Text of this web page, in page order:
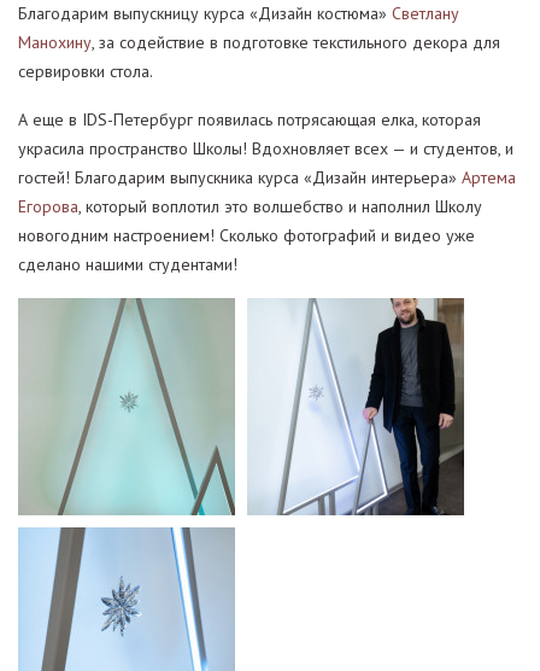
Благодарим выпускницу курса «Дизайн костюма» Светлану
Манохину, за содействие в подготовке текстильного декора для
сервировки стола.
А еще в IDS-Петербург появилась потрясающая елка, которая
украсила пространство Школы! Вдохновляет всех — и студентов, и
гостей! Благодарим выпускника курса «Дизайн интерьера» Артема
Егорова, который воплотил это волшебство и наполнил Школу
новогодним настроением! Сколько фотографий и видео уже
сделано нашими студентами!